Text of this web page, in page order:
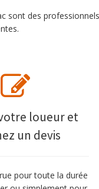
sont des
loueur et
un devis
pour toute la durée